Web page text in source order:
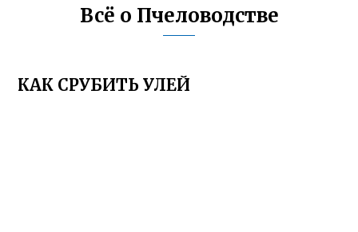
Всё о Пчеловодстве
КАК СРУБИТЬ УЛЕЙ